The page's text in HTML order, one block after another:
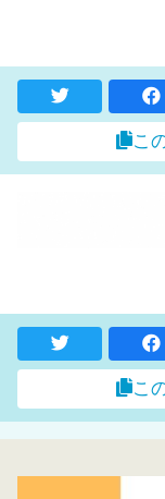
こ
こ